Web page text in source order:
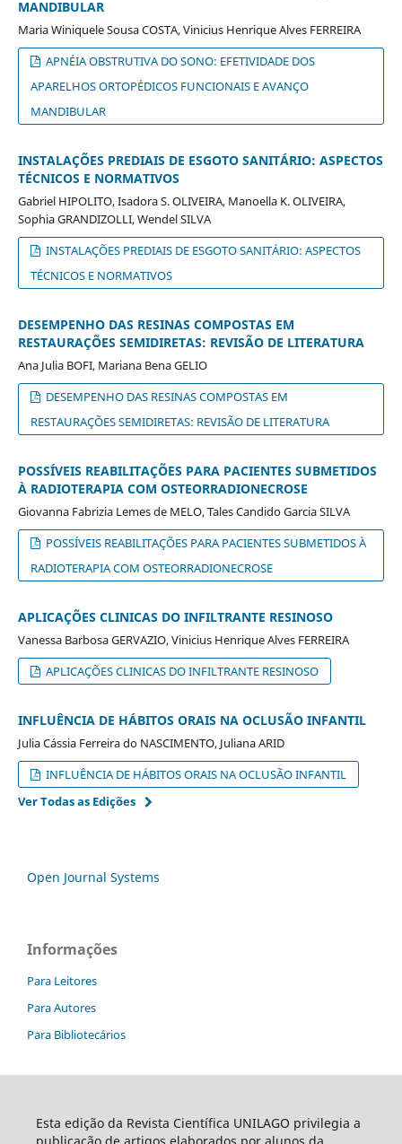
MANDIBULAR
Maria Winiquele Sousa COSTA, Vinicius Henrique Alves FERREIRA
APNÉIA OBSTRUTIVA DO SONO: EFETIVIDADE DOS
APARELHOS ORTOPÉDICOS FUNCIONAIS E AVANÇO
MANDIBULAR
INSTALAÇÕES PREDIAIS DE ESGOTO SANITÁRIO: ASPECTOS
TÉCNICOS E NORMATIVOS
Gabriel HIPOLITO, Isadora S. OLIVEIRA, Manoella K. OLIVEIRA,
Sophia GRANDIZOLLI, Wendel SILVA
INSTALAÇÕES PREDIAIS DE ESGOTO SANITÁRIO: ASPECTOS
TÉCNICOS E NORMATIVOS
DESEMPENHO DAS RESINAS COMPOSTAS EM
RESTAURAÇÕES SEMIDIRETAS: REVISÃO DE LITERATURA
Ana Julia BOFI, Mariana Bena GELIO
DESEMPENHO DAS RESINAS COMPOSTAS EM
RESTAURAÇÕES SEMIDIRETAS: REVISÃO DE LITERATURA
POSSÍVEIS REABILITAÇÕES PARA PACIENTES SUBMETIDOS
À RADIOTERAPIA COM OSTEORRADIONECROSE
Giovanna Fabrizia Lemes de MELO, Tales Candido Garcia SILVA
POSSÍVEIS REABILITAÇÕES PARA PACIENTES SUBMETIDOS À
RADIOTERAPIA COM OSTEORRADIONECROSE
APLICAÇÕES CLINICAS DO INFILTRANTE RESINOSO
Vanessa Barbosa GERVAZIO, Vinicius Henrique Alves FERREIRA
APLICAÇÕES CLINICAS DO INFILTRANTE RESINOSO
INFLUÊNCIA DE HÁBITOS ORAIS NA OCLUSÃO INFANTIL
Julia Cássia Ferreira do NASCIMENTO, Juliana ARID
INFLUÊNCIA DE HÁBITOS ORAIS NA OCLUSÃO INFANTIL
Ver Todas as Edições
Open Journal Systems
Informações
Para Leitores
Para Autores
Para Bibliotecários
Esta edição da Revista Científica UNILAGO privilegia a